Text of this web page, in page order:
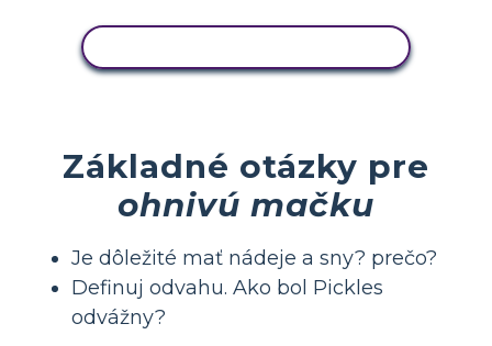
Základné otázky pre
ohnivú mačku
Je dôležité mať nádeje a sny? prečo?
Definuj odvahu. Ako bol Pickles
odvážny?